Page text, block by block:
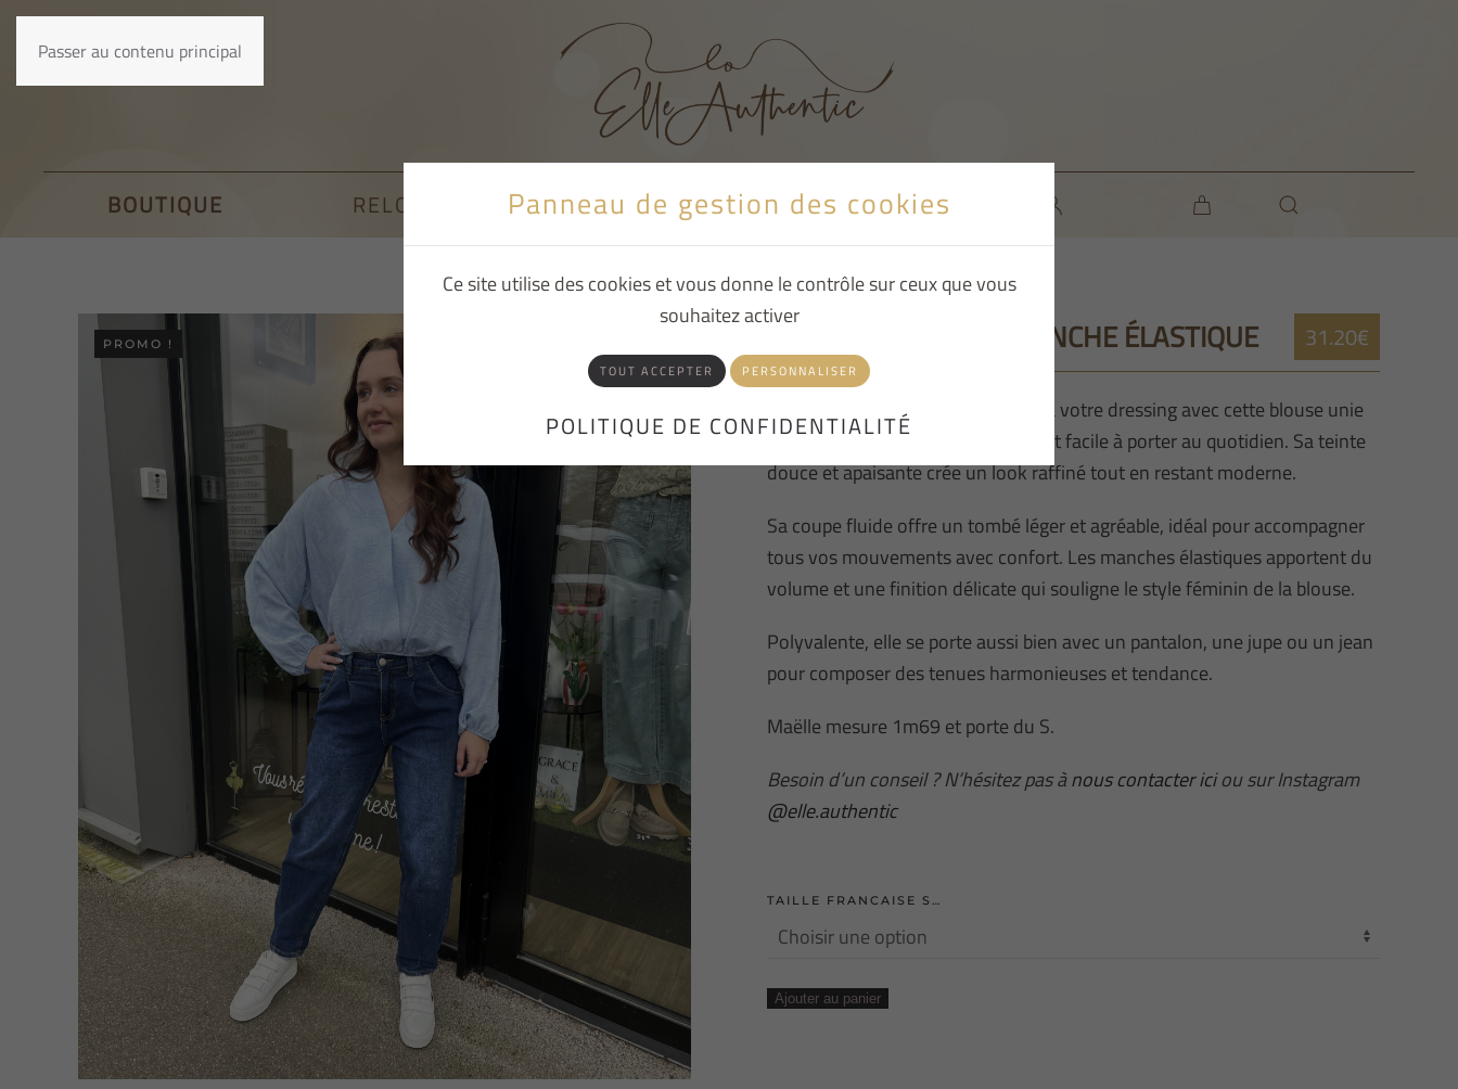
Panneau de gestion des cookies
Ce site utilise des cookies et vous donne le contrôle sur ceux que vous
souhaitez activer
TOUT ACCEPTER PERSONNALISER
POLITIQUE DE CONFIDENTIALITÉ
Passer au contenu principal
BOUTIQUE RELOOKING BLOG À PROPOS
PROMO ! BLOUSE UNI BLEUE MANCHE ÉLASTIQUE 31.20€
Apportez une touche de fraîcheur à votre dressing avec cette blouse unie
bleue, une pièce à la fois élégante et facile à porter au quotidien. Sa teinte
douce et apaisante crée un look raffiné tout en restant moderne.
Sa coupe fluide offre un tombé léger et agréable, idéal pour accompagner
tous vos mouvements avec confort. Les manches élastiques apportent du
volume et une finition délicate qui souligne le style féminin de la blouse.
Polyvalente, elle se porte aussi bien avec un pantalon, une jupe ou un jean
pour composer des tenues harmonieuses et tendance.
Maëlle mesure 1m69 et porte du S.
Besoin d’un conseil ? N’hésitez pas ànous contacter iciou sur Instagram
@elle.authentic
TAILLE FRANCAISE S…
quantité
Ajouter au panier